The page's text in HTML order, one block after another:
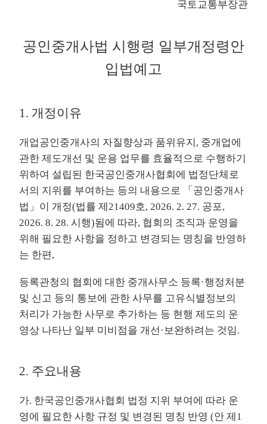
국토교통부장관
공인중개사법 시행령 일부개정령안
입법예고
1. 개정이유
개업공인중개사의 자질향상과 품위유지, 중개업에
관한 제도개선 및 운용 업무를 효율적으로 수행하기
위하여 설립된 한국공인중개사협회에 법정단체로
서의 지위를 부여하는 등의 내용으로 「공인중개사
법」이 개정(법률 제21409호, 2026. 2. 27. 공포,
2026. 8. 28. 시행)됨에 따라, 협회의 조직과 운영을
위해 필요한 사항을 정하고 변경되는 명칭을 반영하
는 한편,
등록관청의 협회에 대한 중개사무소 등록·행정처분
및 신고 등의 통보에 관한 사무를 고유식별정보의
처리가 가능한 사무로 추가하는 등 현행 제도의 운
영상 나타난 일부 미비점을 개선·보완하려는 것임.
2. 주요내용
가. 한국공인중개사협회 법정 지위 부여에 따라 운
영에 필요한 사항 규정 및 변경된 명칭 반영 (안 제1